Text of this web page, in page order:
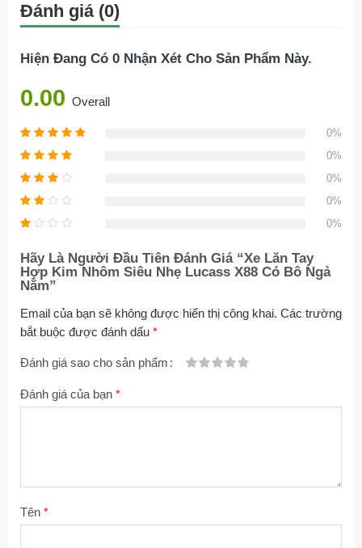
Đánh giá (0)
Hiện Đang Có 0 Nhận Xét Cho Sản Phẩm Này.
0.00 Overall
0%
0%
0%
0%
0%
Hãy Là Người Đầu Tiên Đánh Giá “Xe Lăn Tay
Hợp Kim Nhôm Siêu Nhẹ Lucass X88 Có Bô Ngả
Nằm”
Email của bạn sẽ không được hiển thị công khai. Các trường
bắt buộc được đánh dấu *
Đánh giá sao cho sản phẩm
Đánh giá của bạn *
Tên *